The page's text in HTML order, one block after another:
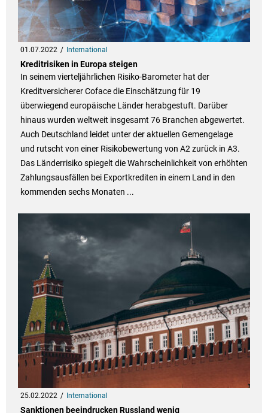
01.07.2022 International
Kreditrisiken in Europa steigen
In seinem vierteljährlichen Risiko-Barometer hat der
Kreditversicherer Coface die Einschätzung für 19
überwiegend europäische Länder herabgestuft. Darüber
hinaus wurden weltweit insgesamt 76 Branchen abgewertet.
Auch Deutschland leidet unter der aktuellen Gemengelage
und rutscht von einer Risikobewertung von A2 zurück in A3.
Das Länderrisiko spiegelt die Wahrscheinlichkeit von erhöhten
Zahlungsausfällen bei Exportkrediten in einem Land in den
kommenden sechs Monaten ...
25.02.2022 International
Sanktionen beeindrucken Russland wenig